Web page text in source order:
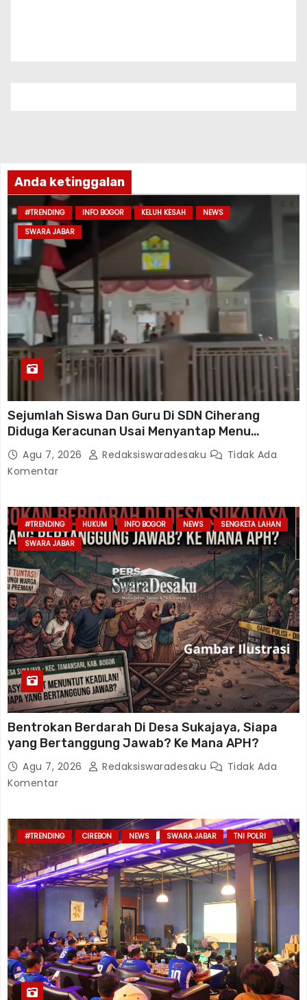
Anda ketinggalan
#TRENDING INFO BOGOR KELUH KESAH
NEWS
SWARA JABAR
Sejumlah Siswa Dan Guru Di SDN Ciherang
Diduga Keracunan Usai Menyantap Menu
Program MBG, Puluhan Korban Dirawat Di
Puskesmas
Agu 7, 2026 Redaksiswaradesaku
Tidak Ada
Komentar
#TRENDING HUKUM INFO BOGOR NEWS
SENGKETA LAHAN
SWARA JABAR
Bentrokan Berdarah Di Desa Sukajaya, Siapa
yang Bertanggung Jawab? Ke Mana APH?
Agu 7, 2026 Redaksiswaradesaku
Tidak Ada
Komentar
#TRENDING CIREBON NEWS SWARA JABAR TNI POLRI